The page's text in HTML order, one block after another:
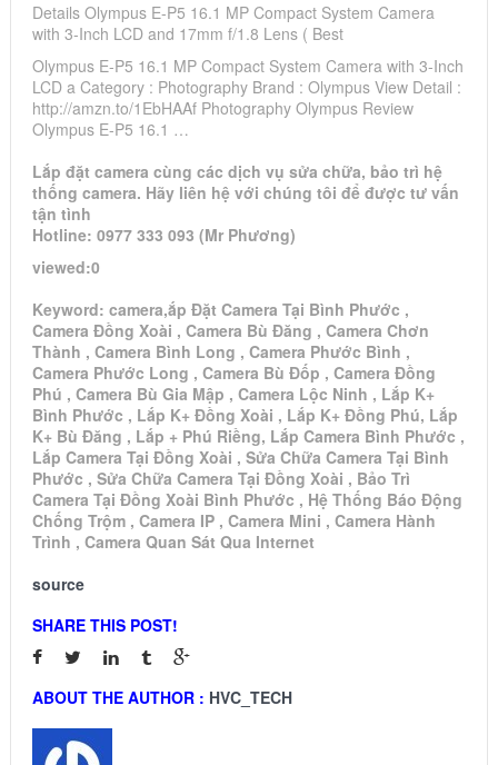
Details Olympus E-P5 16.1 MP Compact System Camera
with 3-Inch LCD and 17mm f/1.8 Lens ( Best
Olympus E-P5 16.1 MP Compact System Camera with 3-Inch
LCD a Category : Photography Brand : Olympus View Detail :
http://amzn.to/1EbHAAf Photography Olympus Review
Olympus E-P5 16.1 …
Lắp đặt camera cùng các dịch vụ sửa chữa, bảo trì hệ
thống camera. Hãy liên hệ với chúng tôi để được tư vấn
tận tình
Hotline: 0977 333 093 (Mr Phương)
viewed:0
Keyword: camera,ắp Đặt Camera Tại Bình Phước ,
Camera Đồng Xoài , Camera Bù Đăng , Camera Chơn
Thành , Camera Bình Long , Camera Phước Bình ,
Camera Phước Long , Camera Bù Đốp , Camera Đồng
Phú , Camera Bù Gia Mập , Camera Lộc Ninh , Lắp K+
Bình Phước , Lắp K+ Đồng Xoài , Lắp K+ Đồng Phú, Lắp
K+ Bù Đăng , Lắp + Phú Riềng, Lắp Camera Bình Phước ,
Lắp Camera Tại Đồng Xoài , Sửa Chữa Camera Tại Bình
Phước , Sửa Chữa Camera Tại Đồng Xoài , Bảo Trì
Camera Tại Đồng Xoài Bình Phước , Hệ Thống Báo Động
Chống Trộm , Camera IP , Camera Mini , Camera Hành
Trình , Camera Quan Sát Qua Internet
source
SHARE THIS POST!
ABOUT THE AUTHOR : HVC_TECH